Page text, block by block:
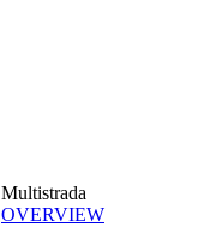
Multistrada
OVERVIEW